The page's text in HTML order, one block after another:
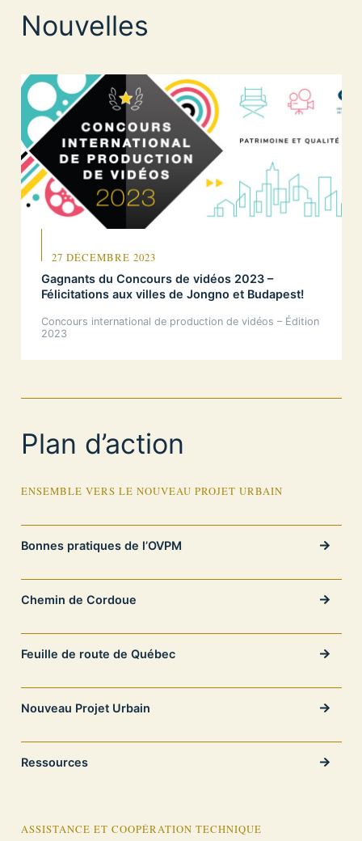
Nouvelles
27 DÉCEMBRE 2023
Gagnants du Concours de vidéos 2023 –
Félicitations aux villes de Jongno et Budapest!
Concours international de production de vidéos – Édition
2023
Plan d’action
ENSEMBLE VERS LE NOUVEAU PROJET URBAIN
Bonnes pratiques de l’OVPM
Chemin de Cordoue
Feuille de route de Québec
Nouveau Projet Urbain
Ressources
ASSISTANCE ET COOPÉRATION TECHNIQUE